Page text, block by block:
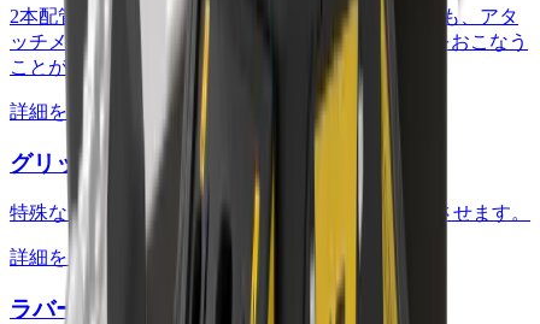
2本配管(共用配管/往復配管)仕様の油圧ショベルでも、アタ
ッチメントを360°回転させて効率よく正確に作業をおこなう
ことが可能です。
詳細を見る
グリップ型先端刃
特殊な形のものや重量物をしっかりと掴んで移動させます。
詳細を見る
ラバーグリップ型先端刃